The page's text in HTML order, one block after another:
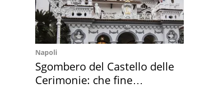
Napoli
Sgombero del Castello delle
Cerimonie: che fine